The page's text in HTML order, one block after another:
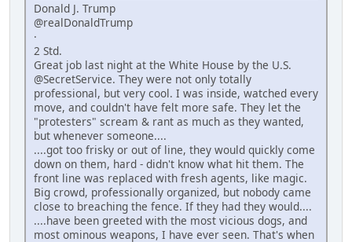
Donald J. Trump
@realDonaldTrump
·
2 Std.
Great job last night at the White House by the U.S.
@SecretService. They were not only totally
professional, but very cool. I was inside, watched every
move, and couldn't have felt more safe. They let the
"protesters" scream & rant as much as they wanted,
but whenever someone....
....got too frisky or out of line, they would quickly come
down on them, hard - didn't know what hit them. The
front line was replaced with fresh agents, like magic.
Big crowd, professionally organized, but nobody came
close to breaching the fence. If they had they would....
....have been greeted with the most vicious dogs, and
most ominous weapons, I have ever seen. That's when